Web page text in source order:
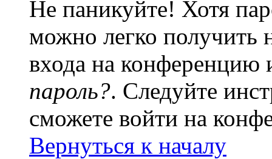
Не паникуйте! Хотя
можно легко получить
входа на
пароль?. Следуйте
сможете войти на
Вернуться к началу